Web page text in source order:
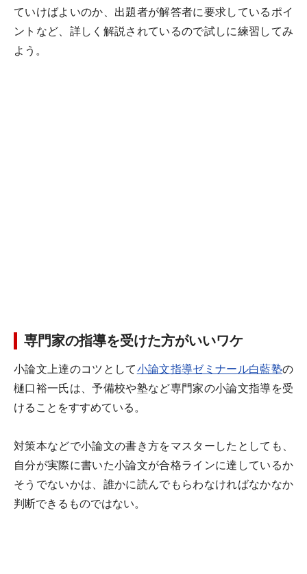
ていけばよいのか、出題者が解答者に要求しているポイ
ントなど、詳しく解説されているので試しに練習してみ
よう。
専門家の指導を受けた方がいいワケ
小論文上達のコツとして小論文指導ゼミナール白藍塾の
樋口裕一氏は、予備校や塾など専門家の小論文指導を受
けること をすすめている。
対策本などで小論文の書き方をマスターしたとしても、
自分が実際に書いた小論文が合格ラインに達しているか
そうでないかは、誰かに読んでもらわなければなかなか
判断できるものではない。